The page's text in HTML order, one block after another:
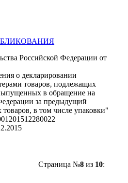
Российской Федерации от
о декларировании
товаров, подлежащих
в обращение на
за предыдущий
в том числе упаковки"
Страница №8из 10: